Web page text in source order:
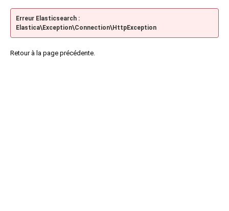
Erreur Elasticsearch :
Elastica\Exception\Connection\HttpException
Retour à la page précédente.